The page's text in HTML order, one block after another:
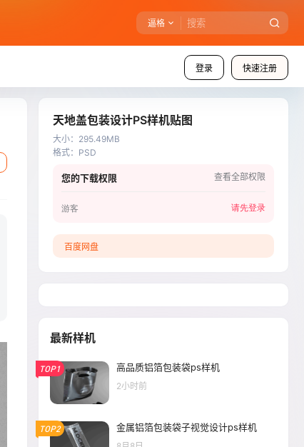
逼格
登录 快速注册
天地盖包装设计PS样机贴图
大小： 295.49MB
格式： PSD
您的下载权限 查看全部权限
游客 请先登录
百度网盘
最新样机
TOP1 高品质铝箔包装袋ps样机
2小时前
TOP2 金属铝箔包装袋子视觉设计ps样机